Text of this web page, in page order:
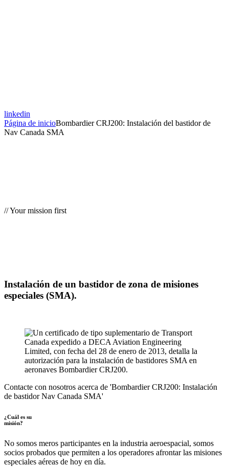
linkedin
Página de inicioBombardier CRJ200: Instalación del bastidor de
Nav Canada SMA
// Your mission first
Instalación de un bastidor de zona de misiones
especiales (SMA).
Contacte con nosotros acerca de 'Bombardier CRJ200: Instalación
de bastidor Nav Canada SMA'
¿Cuál es su
misión?
No somos meros participantes en la industria aeroespacial, somos
socios probados que permiten a los operadores afrontar las misiones
especiales aéreas de hoy en día.